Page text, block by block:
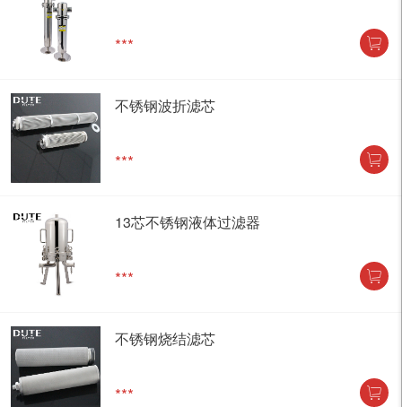
***
不锈钢波折滤芯
***
13芯不锈钢液体过滤器
***
不锈钢烧结滤芯
***